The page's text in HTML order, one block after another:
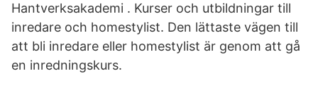
Hantverksakademi . Kurser och utbildningar till
inredare och homestylist. Den lättaste vägen till
att bli inredare eller homestylist är genom att gå
en inredningskurs.